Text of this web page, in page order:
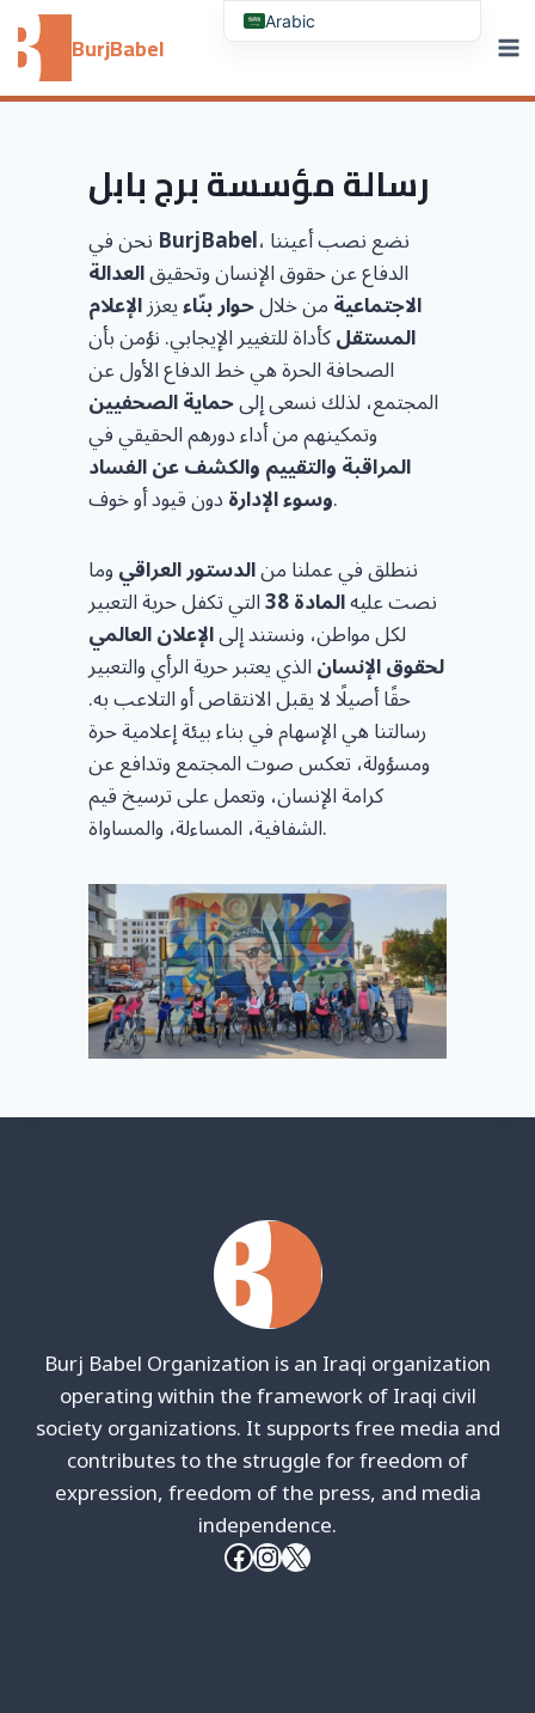
to
content
BurjBabel
رسالة مؤسسة برج بابل
BurjBabel، نضع نصب أعيننا
الدفاع عن حقوق الإنسان وتحقيقالعدالة
الاجتماعيةمن خلالحوار بنّاءيعززالإعلام
المستقلكأداة للتغيير الإيجابي. نؤمن بأن
الصحافة الحرة هي خط الدفاع الأول عن
المجتمع، لذلك نسعى إلىحماية الصحفيين
وتمكينهم من أداء دورهم الحقيقي في
المراقبة والتقييم والكشف عن الفساد
وسوء الإدارةدون قيود أو خوف.
ننطلق في عملنا منالدستور العراقيوما
نصت عليهالمادة 38 التي تكفل حرية التعبير
لكل مواطن، ونستند إلىالإعلان العالمي
لحقوق الإنسانالذي يعتبر حرية الرأي والتعبير
حقًا أصيلًا لا يقبل الانتقاص أو التلاعب به.
رسالتنا هي الإسهام في بناء بيئة إعلامية حرة
ومسؤولة، تعكس صوت المجتمع وتدافع عن
كرامة الإنسان، وتعمل على ترسيخ قيم
الشفافية، المساءلة، والمساواة.
Burj Babel Organization is an Iraqi organization
operating within the framework of Iraqi civil
society organizations. It supports free media and
contributes to the struggle for freedom of
expression, freedom of the press, and media
independence.
Facebook
Instagram
X
Arabic